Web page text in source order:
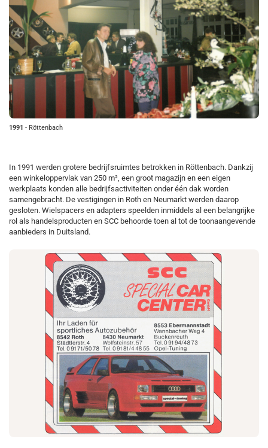
1991 - Röttenbach
In 1991 werden grotere bedrijfsruimtes betrokken in Röttenbach. Dankzij
een winkeloppervlak van 250 m², een groot magazijn en een eigen
werkplaats konden alle bedrijfsactiviteiten onder één dak worden
samengebracht. De vestigingen in Roth en Neumarkt werden daarop
gesloten. Wielspacers en adapters speelden inmiddels al een belangrijke
rol als handelsproducten en SCC behoorde toen al tot de toonaangevende
aanbieders in Duitsland.